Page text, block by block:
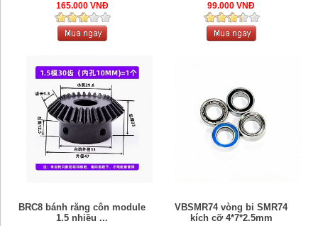
165.000 VNĐ 99.000 VNĐ
BRC8 bánh răng côn module
1.5 nhiều ...
VBSMR74 vòng bi SMR74
kích cỡ 4*7*2.5mm